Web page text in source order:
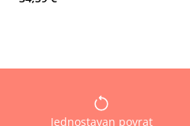
Jednostavan povrat